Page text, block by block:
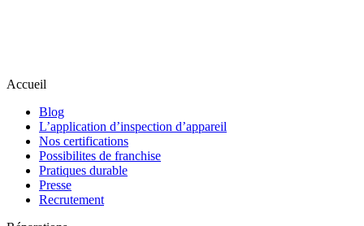
Accueil
Blog
L’application d’inspection d’appareil
Nos certifications
Possibilites de franchise
Pratiques durable
Presse
Recrutement